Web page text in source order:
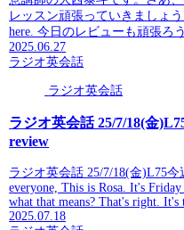
レッスン頑張っていきましょう
here. 今日のレビューも頑張ろ
2025.06.27
ラジオ英会話
ラジオ英会話
ラジオ英会話 25/7/18(金
review
ラジオ英会話 25/7/18(金)L75今
everyone, This is Rosa. It's
what that means? That's right. It's
2025.07.18